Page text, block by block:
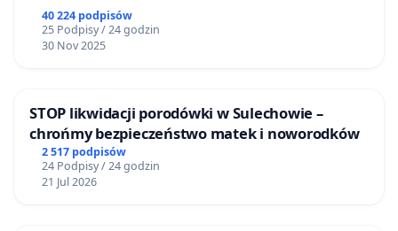
40 224 podpisów
25 Podpisy / 24 godzin
30 Nov 2025
STOP likwidacji porodówki w Sulechowie –
chrońmy bezpieczeństwo matek i noworodków
2 517 podpisów
24 Podpisy / 24 godzin
21 Jul 2026